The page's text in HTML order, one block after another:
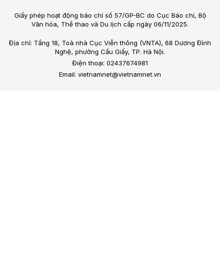
Giấy phép hoạt động báo chí số 57/GP-BC do Cục Báo chí, Bộ
Văn hóa, Thể thao và Du lịch cấp ngày 06/11/2025.
Địa chỉ: Tầng 18, Toà nhà Cục Viễn thông (VNTA), 68 Dương Đình
Nghệ, phường Cầu Giấy, TP. Hà Nội.
Điện thoại: 02437674981
Email: vietnamnet@vietnamnet.vn